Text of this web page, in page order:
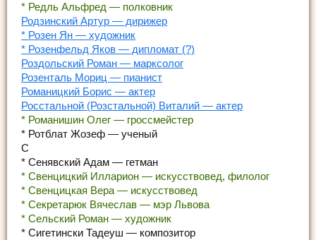
* Редль Альфред — полковник
Родзинский Артур — дирижер
* Розен Ян — художник
* Розенфельд Яков — дипломат (?)
Роздольский Роман — марксолог
Розенталь Мориц — пианист
Романицкий Борис — актер
Росстальной (Розстальной) Виталий — актер
* Романишин Олег — гроссмейстер
* Ротблат Жозеф — ученый
С
* Сенявский Адам — гетман
* Свенцицкий Илларион — искусствовед, филолог
* Свенцицкая Вера — искусствовед
* Секретарюк Вячеслав — мэр Львова
* Сельский Роман — художник
* Сигетински Тадеуш — композитор